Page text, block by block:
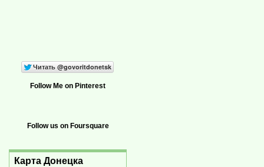
Follow Me on Pinterest
Follow us on Foursquare
Карта Донецка